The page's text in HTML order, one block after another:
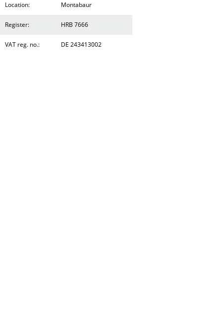
Location: Montabaur
Register: HRB 7666
VAT reg. no.: DE 243413002